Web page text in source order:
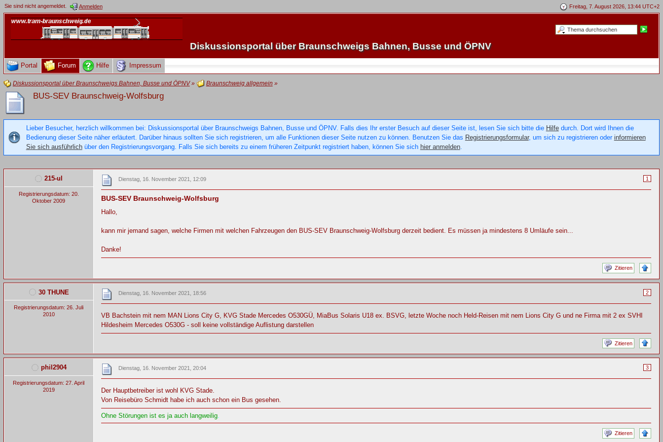
Freitag, 7. August 2026, 13:44 UTC+2
Sie sind nicht angemeldet. Anmelden
Diskussionsportal über Braunschweigs Bahnen, Busse und ÖPNV
Portal Forum Hilfe Impressum
Diskussionsportal über Braunschweigs Bahnen, Busse und ÖPNV» Braunschweig allgemein »
BUS-SEV Braunschweig-Wolfsburg
Lieber Besucher, herzlich willkommen bei: Diskussionsportal über Braunschweigs Bahnen, Busse und ÖPNV. Falls dies Ihr erster Besuch auf dieser Seite ist, lesen Sie sich bitte die Hilfedurch. Dort wird Ihnen die
Bedienung dieser Seite näher erläutert. Darüber hinaus sollten Sie sich registrieren, um alle Funktionen dieser Seite nutzen zu können. Benutzen Sie das Registrierungsformular, um sich zu registrieren oder informieren
Sie sich ausführlichüber den Registrierungsvorgang. Falls Sie sich bereits zu einem früheren Zeitpunkt registriert haben, können Sie sich hier anmelden.
215-ul
Registrierungsdatum: 20.
Oktober 2009
1
Dienstag, 16. November 2021, 12:09
BUS-SEV Braunschweig-Wolfsburg
Hallo,
kann mir jemand sagen, welche Firmen mit welchen Fahrzeugen den BUS-SEV Braunschweig-Wolfsburg derzeit bedient. Es müssen ja mindestens 8 Umläufe sein...
Danke!
Zitieren
30 THUNE
Registrierungsdatum: 26. Juli
2010
2
Dienstag, 16. November 2021, 18:56
VB Bachstein mit nem MAN Lions City G, KVG Stade Mercedes O530GÜ, MiaBus Solaris U18 ex. BSVG, letzte Woche noch Held-Reisen mit nem Lions City G und ne Firma mit 2 ex SVHI
Hildesheim Mercedes O530G - soll keine vollständige Auflistung darstellen
Zitieren
phil2904
Registrierungsdatum: 27. April
2019
3
Dienstag, 16. November 2021, 20:04
Der Hauptbetreiber ist wohl KVG Stade.
Von Reisebüro Schmidt habe ich auch schon ein Bus gesehen.
Ohne Störungen ist es ja auch langweilig.
Zitieren